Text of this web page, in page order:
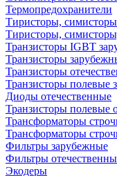
Термопредохранители
Тиристоры,
Тиристоры,
Транзисторы IGBT
Транзисторы
Транзисторы
Транзисторы полевые
Диоды отечественные
Транзисторы полевые
Трансформаторы
Трансформаторы
Фильтры зарубежные
Фильтры
Экодеры